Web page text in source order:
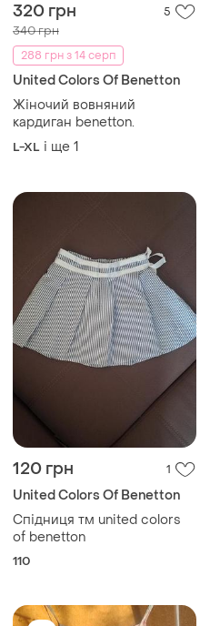
320 грн 5
340 грн
288 грн з 14 серп
United Colors Of Benetton
Жіночий вовняний
кардиган benetton.
L-XL і ще 1
120 грн 1
United Colors Of Benetton
Спідниця тм united colors
of benetton
110